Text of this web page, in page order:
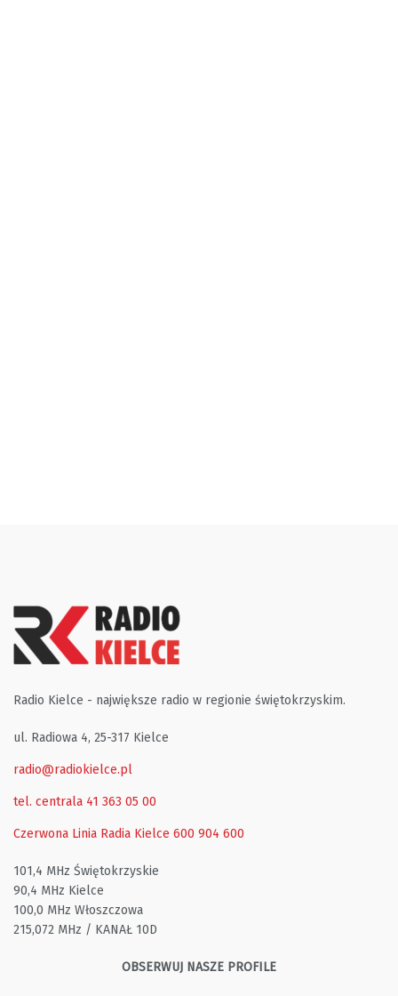
Radio Kielce - największe radio w regionie świętokrzyskim.
ul. Radiowa 4, 25-317 Kielce
radio@radiokielce.pl
tel. centrala 41 363 05 00
Czerwona Linia Radia Kielce 600 904 600
101,4 MHz Świętokrzyskie
90,4 MHz Kielce
100,0 MHz Włoszczowa
215,072 MHz / KANAŁ 10D
OBSERWUJ NASZE PROFILE